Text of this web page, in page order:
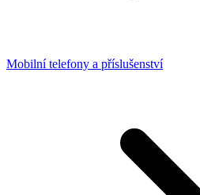
Mobilní telefony a příslušenství